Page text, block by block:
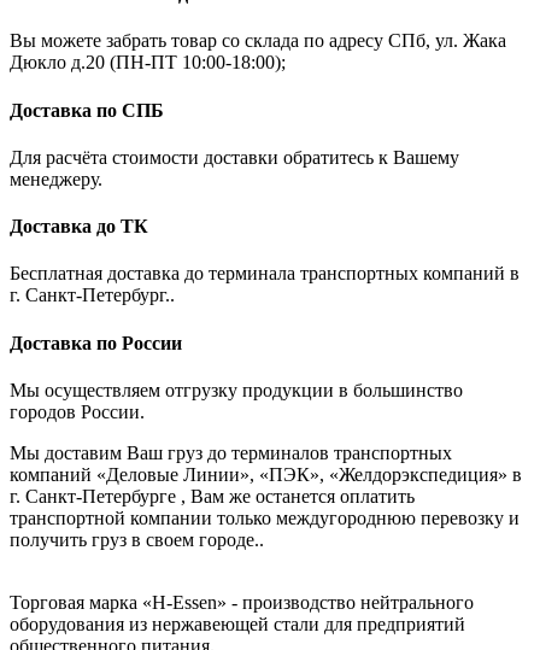
Вы можете забрать товар со склада по адресу СПб, ул. Жака
Дюкло д.20 (ПН-ПТ 10:00-18:00);
Доставка по СПБ
Для расчёта стоимости доставки обратитесь к Вашему
менеджеру.
Доставка до ТК
Бесплатная доставка до терминала транспортных компаний в
г. Санкт-Петербург..
Доставка по России
Мы осуществляем отгрузку продукции в большинство
городов России.
Мы доставим Ваш груз до терминалов транспортных
компаний «Деловые Линии», «ПЭК», «Желдорэкспедиция» в
г. Санкт-Петербурге , Вам же останется оплатить
транспортной компании только междугороднюю перевозку и
получить груз в своем городе..
Торговая марка «H-Essen» - производство нейтрального
оборудования из нержавеющей стали для предприятий
общественного питания.